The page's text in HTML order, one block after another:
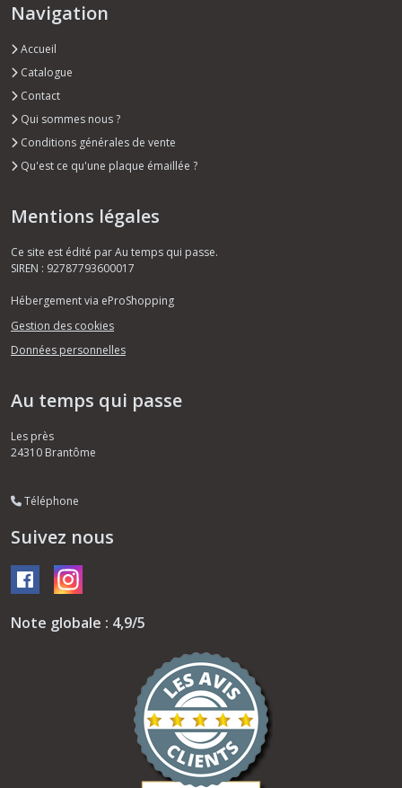
Navigation
Accueil
Catalogue
Contact
Qui sommes nous ?
Conditions générales de vente
Qu'est ce qu'une plaque émaillée ?
Mentions légales
Ce site est édité par Au temps qui passe.
SIREN : 92787793600017
Hébergement via eProShopping
Gestion des cookies
Données personnelles
Au temps qui passe
Les près
24310 Brantôme
Téléphone
Suivez nous
Note globale : 4,9/5